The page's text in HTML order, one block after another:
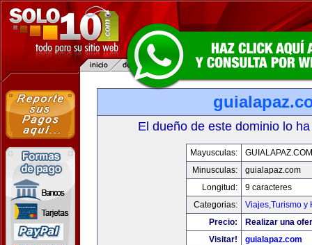
El dueño de este dominio lo
Mayusculas:
GUIALAPAZ.COM
Minusculas:
guialapaz.com
Longitud:
9 caracteres
Categorias:
Viajes,Turismo y
Precio:
Realizar una
Visitar!
guialapaz.com